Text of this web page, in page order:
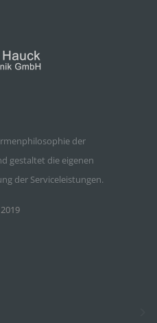
der
gestaltet die eigenen
der Serviceleistungen.